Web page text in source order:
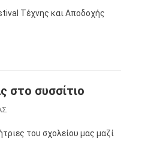
Τέχνης και Αποδοχής
στο συσσίτιο
του σχολείου μας μαζί